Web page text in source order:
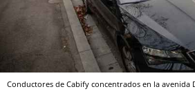
Conductores de Cabify concentrados en la avenida